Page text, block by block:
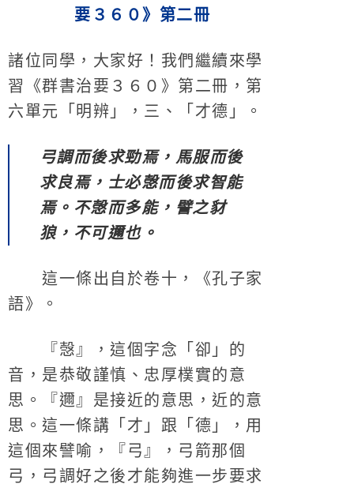
要３６０》第二冊
諸位同學，大家好！我們繼續來學
習《群書治要３６０》第二冊，第
六單元「明辨」，三、「才德」。
弓調而後求勁焉，馬服而後
求良焉，士必愨而後求智能
焉。不愨而多能，譬之豺
狼，不可邇也。
這一條出自於卷十，《孔子家
語》。
『愨』，這個字念「卻」的
音，是恭敬謹慎、忠厚樸實的意
思。『邇』是接近的意思，近的意
思。這一條講「才」跟「德」，用
這個來譬喻，『弓』，弓箭那個
弓，弓調好之後才能夠進一步要求